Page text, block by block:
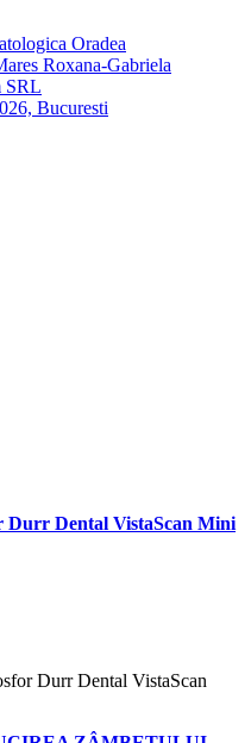
Durr Dental VistaScan Mini
Durr Dental VistaScan